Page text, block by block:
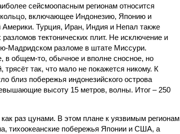
сейсмоопасным регионам относится
кольцо, включающее Индонезию, Японию и
Турция, Иран, Индия и Непал также
тектонических плит. Не исключение и
Мадридском разломе в штате Миссури.
в общем-то, обычное и вполне сносное, но
трясёт так, что мало не покажется никому. К
близ побережья индонезийского острова
высоту 15 метров, волны. Итог – 250
раз цунами. В этом плане к уязвимым регионам
тихо­океанские побережья Японии и США, а